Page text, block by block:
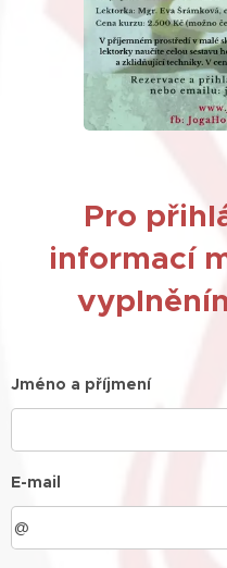
Pro
informací
Jméno a příjmení
E-mail